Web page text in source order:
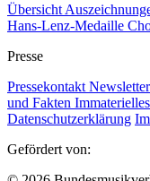
Übersicht
Hans-Lenz-Medaille
Presse
Pressekontakt Newsletter
und Fakten
Datenschutzerklärung
Gefördert von: